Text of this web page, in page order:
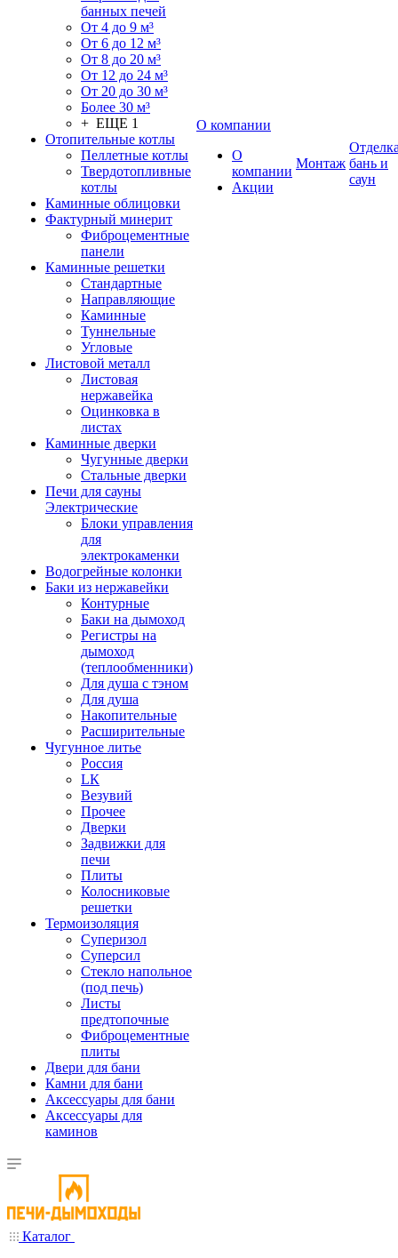
банных печей
От 4 до 9 м³
От 6 до 12 м³
От 8 до 20 м³
От 12 до 24 м³
От 20 до 30 м³
Более 30 м³
+ ЕЩЕ 1
Отопительные котлы
Пеллетные котлы
Твердотопливные
котлы
Каминные облицовки
Фактурный минерит
Фиброцементные
панели
Каминные решетки
Стандартные
Направляющие
Каминные
Туннельные
Угловые
Листовой металл
Листовая
нержавейка
Оцинковка в
листах
Каминные дверки
Чугунные дверки
Стальные дверки
Печи для сауны
Электрические
Блоки управления
для
электрокаменки
Водогрейные колонки
Баки из нержавейки
Контурные
Баки на дымоход
Регистры на
дымоход
(теплообменники)
Для душа с тэном
Для душа
Накопительные
Расширительные
Чугунное литье
Россия
LК
Везувий
Прочее
Дверки
Задвижки для
печи
Плиты
Колосниковые
решетки
Термоизоляция
Суперизол
Суперсил
Стекло напольное
(под печь)
Листы
предтопочные
Фиброцементные
плиты
Двери для бани
Камни для бани
Аксессуары для бани
Аксессуары для
каминов
О компании
О
компании
Акции
Монтаж бань и
саун
Каталог